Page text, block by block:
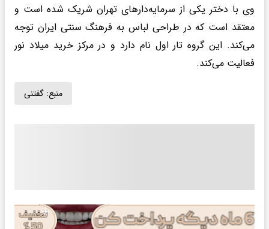
وی با دختر یکی از سرمایه‌دارهای تهران شریک شده است و
معتقد است که در طراحی لباس به فرهنگ سنتی ایران توجه
می‌کند. این گروه تار اول نام دارد و در مرکز خرید میلاد نور
فعالیت می‌کند.
منبع: گفتنی